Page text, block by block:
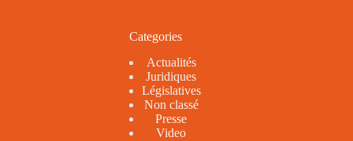
Categories
Actualités
Juridiques
Législatives
Non classé
Presse
Video